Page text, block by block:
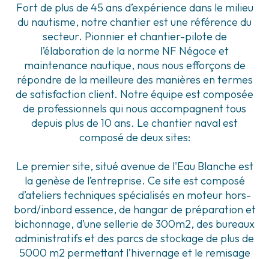
Fort de plus de 45 ans d’expérience dans le milieu
du nautisme, notre chantier est une référence du
secteur. Pionnier et chantier-pilote de
l’élaboration de la norme NF Négoce et
maintenance nautique, nous nous efforçons de
répondre de la meilleure des manières en termes
de satisfaction client. Notre équipe est composée
de professionnels qui nous accompagnent tous
depuis plus de 10 ans. Le chantier naval est
composé de deux sites:
Le premier site, situé avenue de l'Eau Blanche est
la genèse de l’entreprise. Ce site est composé
d’ateliers techniques spécialisés en moteur hors-
bord/inbord essence, de hangar de préparation et
bichonnage, d’une sellerie de 300m2, des bureaux
administratifs et des parcs de stockage de plus de
5000 m2 permettant l’hivernage et le remisage